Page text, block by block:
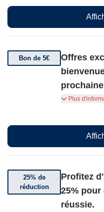
Bon de 5€
Offres
Abonnez-
recevoir des
exclusives
votre
Plus
25% de
réduction
Profitez
25%
réussie.